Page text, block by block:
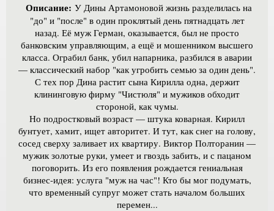
Описание: У Дины Артамоновой жизнь разделилась на
"до" и "после" в один проклятый день пятнадцать лет
назад. Её муж Герман, оказывается, был не просто
банковским управляющим, а ещё и мошенником высшего
класса. Ограбил банк, убил напарника, разбился в аварии
— классический набор "как угробить семью за один день".
С тех пор Дина растит сына Кирилла одна, держит
клининговую фирму "Чистюля" и мужиков обходит
стороной, как чумы.
Но подростковый возраст — штука коварная. Кирилл
бунтует, хамит, ищет авторитет. И тут, как снег на голову,
сосед сверху заливает их квартиру. Виктор Полторанин —
мужик золотые руки, умеет и гвоздь забить, и с пацаном
поговорить. Из его появления рождается гениальная
бизнес-идея: услуга "муж на час"! Кто бы мог подумать,
что временный супруг может стать началом больших
перемен...